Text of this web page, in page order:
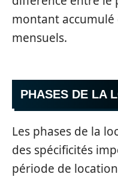
montant accumulé
mensuels.
PHASES DE LA
Les phases de la
des spécificités
période de